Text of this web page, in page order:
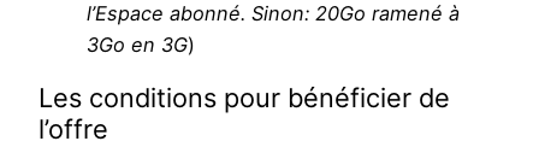
l’Espace abonné. Sinon: 20Go ramené à
3Go en 3G)
Les conditions pour bénéficier de
l’offre